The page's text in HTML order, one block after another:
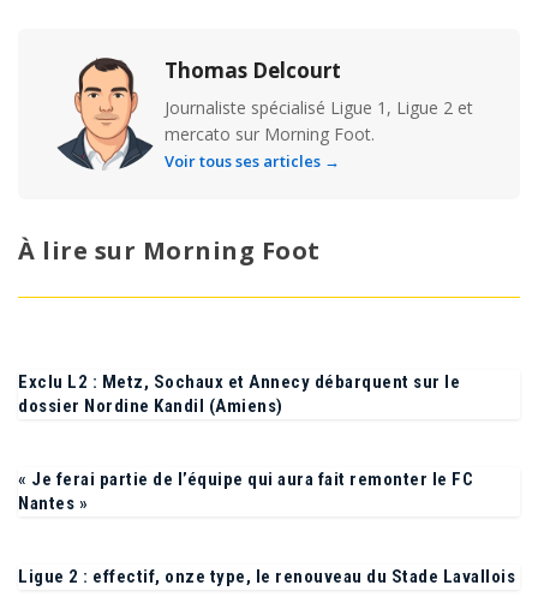
Thomas Delcourt
Journaliste spécialisé Ligue 1, Ligue 2 et
mercato sur Morning Foot.
Voir tous ses articles →
À lire sur Morning Foot
Exclu L2 : Metz, Sochaux et Annecy débarquent sur le
dossier Nordine Kandil (Amiens)
« Je ferai partie de l’équipe qui aura fait remonter le FC
Ligue 2 : effectif, onze type, le renouveau du Stade Lavallois